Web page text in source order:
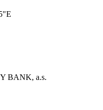
BANK, a.s.